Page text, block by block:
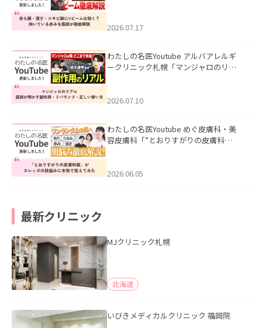
した。
2026.07.17
わたしの名医Youtube アルバアレルギ
ークリニック札幌「マンジャロのリア
た。
2026.07.10
わたしの名医Youtube めぐ皮膚科・美
容皮膚科「”とおりすがりの皮膚科
2026.06.05
最新クリニック
MJクリニック札幌
北海道
いびきメディカルクリニック 福岡院